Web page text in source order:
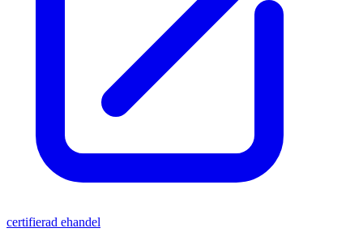
certifierad ehandel